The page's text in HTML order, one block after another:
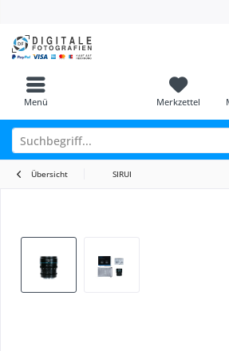
Menü Merkzettel
Übersicht SIRUI